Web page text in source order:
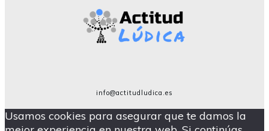
info@actitudludica.es
Usamos cookies para asegurar que te damos la